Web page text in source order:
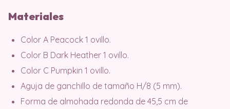
Materiales
Color A Peacock 1 ovillo.
Color B Dark Heather 1 ovillo.
Color C Pumpkin 1 ovillo.
Aguja de ganchillo de tamaño H/8 (5 mm).
Forma de almohada redonda de 45,5 cm de